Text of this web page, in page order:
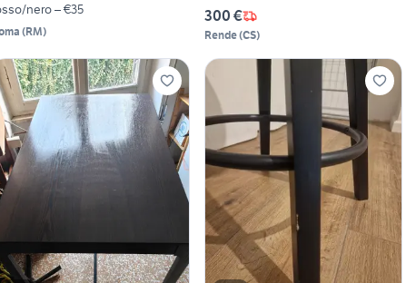
nero – €35
(RM)
300 €
Rende(CS)